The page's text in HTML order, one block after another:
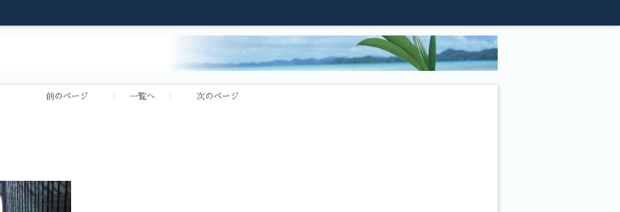
前のページ 一覧へ 次のページ